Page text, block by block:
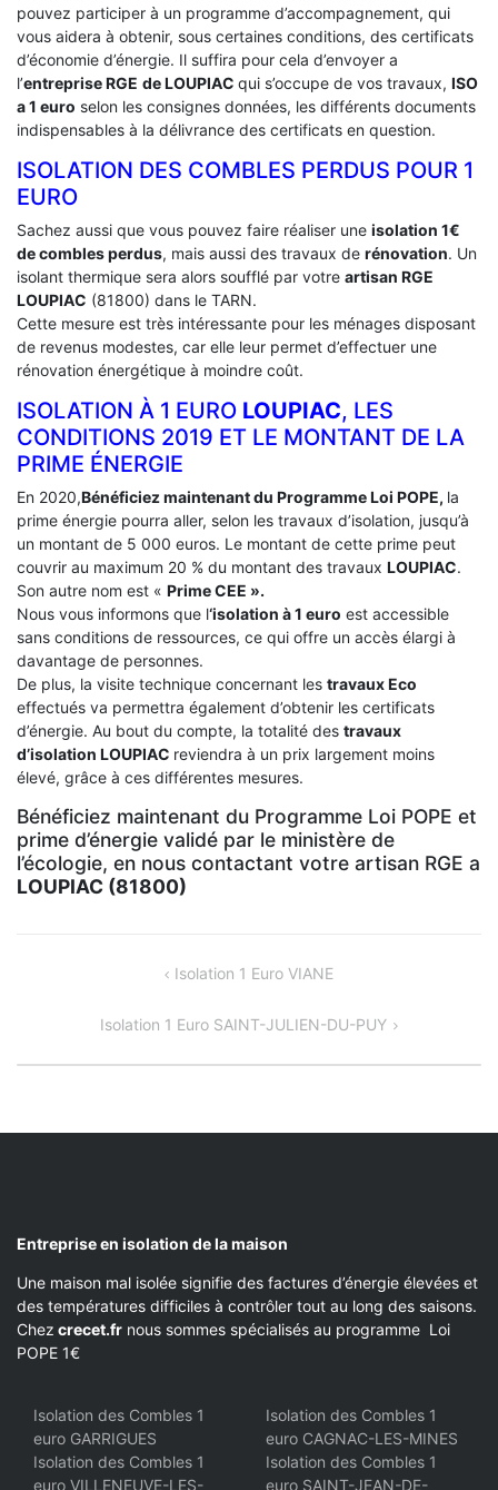
pouvez participer à un programme d’accompagnement, qui
vous aidera à obtenir, sous certaines conditions, des certificats
d’économie d’énergie. Il suffira pour cela d’envoyer a
l’entreprise RGE de LOUPIAC qui s’occupe de vos travaux, ISO
a 1 euro selon les consignes données, les différents documents
indispensables à la délivrance des certificats en question.
ISOLATION DES COMBLES PERDUS POUR 1
EURO
Sachez aussi que vous pouvez faire réaliser une isolation 1€
de combles perdus, mais aussi des travaux de rénovation. Un
isolant thermique sera alors soufflé par votre artisan RGE
LOUPIAC (81800) dans le TARN.
Cette mesure est très intéressante pour les ménages disposant
de revenus modestes, car elle leur permet d’effectuer une
rénovation énergétique à moindre coût.
ISOLATION À 1 EURO LOUPIAC, LES
CONDITIONS 2019 ET LE MONTANT DE LA
PRIME ÉNERGIE
En 2020,Bénéficiez maintenant du Programme Loi POPE, la
prime énergie pourra aller, selon les travaux d’isolation, jusqu’à
un montant de 5 000 euros. Le montant de cette prime peut
couvrir au maximum 20 % du montant des travaux LOUPIAC.
Son autre nom est « Prime CEE ».
Nous vous informons que l‘isolation à 1 euro est accessible
sans conditions de ressources, ce qui offre un accès élargi à
davantage de personnes.
De plus, la visite technique concernant les travaux Eco
effectués va permettra également d’obtenir les certificats
d’énergie. Au bout du compte, la totalité des travaux
d’isolation LOUPIAC reviendra à un prix largement moins
élevé, grâce à ces différentes mesures.
Bénéficiez maintenant du Programme Loi POPE et
prime d’énergie validé par le ministère de
l’écologie, en nous contactant votre artisan RGE a
LOUPIAC (81800)
L’ARTICLE
Isolation 1 Euro VIANE
Isolation 1 Euro SAINT-JULIEN-DU-PUY
Entreprise en isolation de la maison
Une maison mal isolée signifie des factures d’énergie élevées et
des températures difficiles à contrôler tout au long des saisons.
Chez crecet.fr nous sommes spécialisés au programme Loi
POPE 1€
Isolation des Combles 1
euro GARRIGUES
Isolation des Combles 1
euro CAGNAC-LES-MINES
Isolation des Combles 1
euro VILLENEUVE-LES-
Isolation des Combles 1
euro SAINT-JEAN-DE-